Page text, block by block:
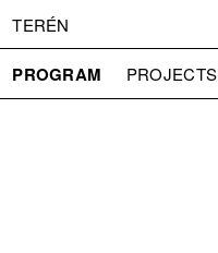
TERÉN
PROGRAM PROJECTS